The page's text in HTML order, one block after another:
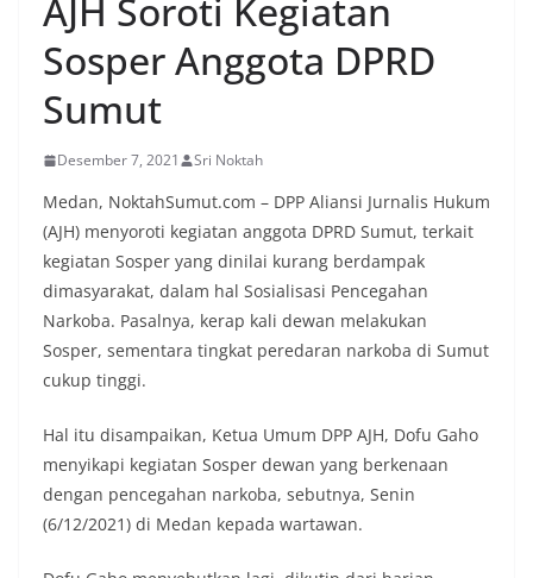
oleh warga, yang sebagian besar tengah bersiap
menyambut momentum HUT Kemerdekaan RI
dengan berbagai persiapan di lingkungan
masing-masing.‎Dalam dialog yang berlangsung
akrab, Bhabinkamtibmas menyapa warga,
menanyakan kondisi keamanan dan kenyamanan
lingkungan tempat tinggal, serta membuka ruang
komunikasi dua arah agar warga dapat
menyampaikan keluhan maupun informasi terkait
situasi kamtibmas di sekitar mereka.‎‎‎Salah satu
poin utama yang disampaikan dalam kegiatan
sambang ini adalah imbauan kepada warga untuk
memasang bendera Merah Putih secara penuh,
bukan setengah tiang, sebagai bentuk
penghormatan dan rasa cinta tanah air
menjelang perayaan HUT Kemerdekaan RI.
Petugas mengingatkan bahwa pemasangan
wujud nyata partisipasi masyarakat dalam
memperingati hari bersejarah bangsa
Indonesia.‎‎”Kami mengimbau kepada seluruh
warga agar mulai mempersiapkan dan memasang
bendera Merah Putih di depan rumah masing-
AJH Soroti Kegiatan
Sosper Anggota DPRD
Sumut
Desember 7, 2021 Sri Noktah
Medan, NoktahSumut.com – DPP Aliansi Jurnalis Hukum
(AJH) menyoroti kegiatan anggota DPRD Sumut, terkait
kegiatan Sosper yang dinilai kurang berdampak
dimasyarakat, dalam hal Sosialisasi Pencegahan
Narkoba. Pasalnya, kerap kali dewan melakukan
Sosper, sementara tingkat peredaran narkoba di Sumut
cukup tinggi.
Hal itu disampaikan, Ketua Umum DPP AJH, Dofu Gaho
menyikapi kegiatan Sosper dewan yang berkenaan
dengan pencegahan narkoba, sebutnya, Senin
(6/12/2021) di Medan kepada wartawan.